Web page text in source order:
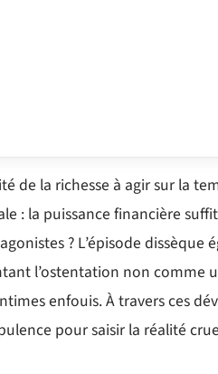
de la richesse à agir sur la
: la puissance financière
? L’épisode dissèque
l’ostentation non comme
enfouis. À travers ces
pour saisir la réalité